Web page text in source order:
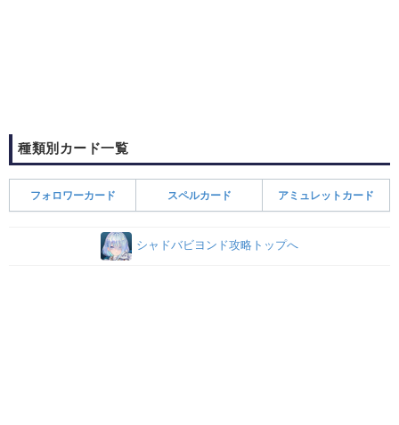
種類別カード一覧
フォロワーカード スペルカード アミュレットカード
シャドバビヨンド攻略トップへ